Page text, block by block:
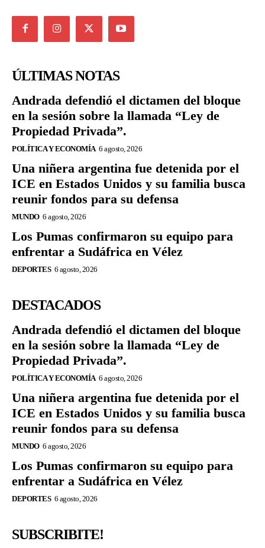
ÚLTIMAS NOTAS
Andrada defendió el dictamen del bloque
en la sesión sobre la llamada “Ley de
Propiedad Privada”.
POLÍTICA Y ECONOMÍA 6 agosto, 2026
Una niñera argentina fue detenida por el
ICE en Estados Unidos y su familia busca
reunir fondos para su defensa
MUNDO 6 agosto, 2026
Los Pumas confirmaron su equipo para
enfrentar a Sudáfrica en Vélez
DEPORTES 6 agosto, 2026
DESTACADOS
Andrada defendió el dictamen del bloque
en la sesión sobre la llamada “Ley de
Propiedad Privada”.
POLÍTICA Y ECONOMÍA 6 agosto, 2026
Una niñera argentina fue detenida por el
ICE en Estados Unidos y su familia busca
reunir fondos para su defensa
MUNDO 6 agosto, 2026
Los Pumas confirmaron su equipo para
enfrentar a Sudáfrica en Vélez
DEPORTES 6 agosto, 2026
SUBSCRIBITE!